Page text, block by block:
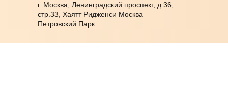
г. Москва, Ленинградский проспект, д.36,
стр.33, Хаятт Ридженси Москва
Петровский Парк